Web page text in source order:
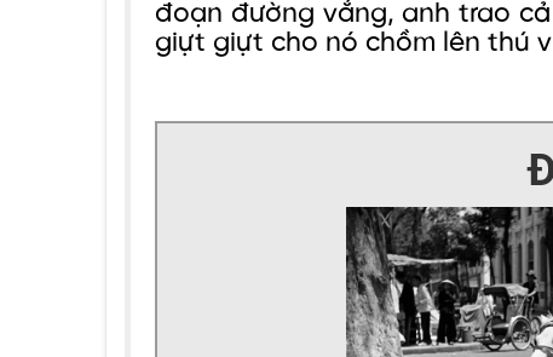
đoạn đường vắng, anh trao
giựt giựt cho nó chồm lên thú